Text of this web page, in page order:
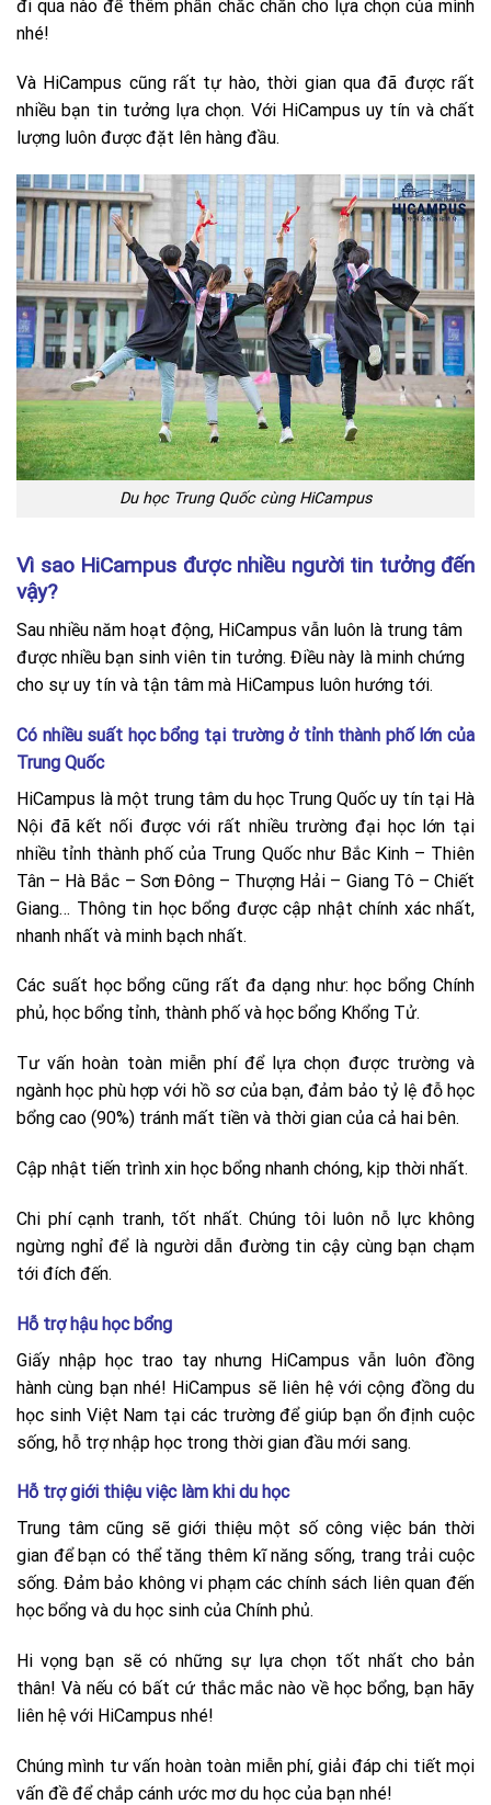
đi qua nào để thêm phần chắc chắn cho lựa chọn của mình
nhé!
Và HiCampus cũng rất tự hào, thời gian qua đã được rất
nhiều bạn tin tưởng lựa chọn. Với HiCampus uy tín và chất
lượng luôn được đặt lên hàng đầu.
Du học Trung Quốc cùng HiCampus
Vì sao HiCampus được nhiều người tin tưởng đến
vậy?
Sau nhiều năm hoạt động, HiCampus vẫn luôn là trung tâm
được nhiều bạn sinh viên tin tưởng. Điều này là minh chứng
cho sự uy tín và tận tâm mà HiCampus luôn hướng tới.
Có nhiều suất học bổng tại trường ở tỉnh thành phố lớn của
Trung Quốc
HiCampus là một trung tâm du học Trung Quốc uy tín tại Hà
Nội đã kết nối được với rất nhiều trường đại học lớn tại
nhiều tỉnh thành phố của Trung Quốc như Bắc Kinh – Thiên
Tân – Hà Bắc – Sơn Đông – Thượng Hải – Giang Tô – Chiết
Giang… Thông tin học bổng được cập nhật chính xác nhất,
nhanh nhất và minh bạch nhất.
Các suất học bổng cũng rất đa dạng như: học bổng Chính
phủ, học bổng tỉnh, thành phố và học bổng Khổng Tử.
Tư vấn hoàn toàn miễn phí để lựa chọn được trường và
ngành học phù hợp với hồ sơ của bạn, đảm bảo tỷ lệ đỗ học
bổng cao (90%) tránh mất tiền và thời gian của cả hai bên.
Cập nhật tiến trình xin học bổng nhanh chóng, kịp thời nhất.
Chi phí cạnh tranh, tốt nhất. Chúng tôi luôn nỗ lực không
ngừng nghỉ để là người dẫn đường tin cậy cùng bạn chạm
tới đích đến.
Hỗ trợ hậu học bổng
Giấy nhập học trao tay nhưng HiCampus vẫn luôn đồng
hành cùng bạn nhé! HiCampus sẽ liên hệ với cộng đồng du
học sinh Việt Nam tại các trường để giúp bạn ổn định cuộc
sống, hỗ trợ nhập học trong thời gian đầu mới sang.
Hỗ trợ giới thiệu việc làm khi du học
Trung tâm cũng sẽ giới thiệu một số công việc bán thời
gian để bạn có thể tăng thêm kĩ năng sống, trang trải cuộc
sống. Đảm bảo không vi phạm các chính sách liên quan đến
học bổng và du học sinh của Chính phủ.
Hi vọng bạn sẽ có những sự lựa chọn tốt nhất cho bản
thân! Và nếu có bất cứ thắc mắc nào về học bổng, bạn hãy
liên hệ với HiCampus nhé!
Chúng mình tư vấn hoàn toàn miễn phí, giải đáp chi tiết mọi
vấn đề để chắp cánh ước mơ du học của bạn nhé!